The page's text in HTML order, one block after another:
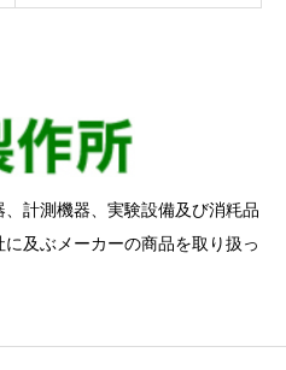
計測機器、実験設備及び消粍品
及ぶメーカーの商品を取り扱っ